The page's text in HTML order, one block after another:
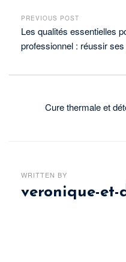
PREVIOUS POST
Les qualités essentielles
professionnel : réussir
Cure thermale et
WRITTEN BY
veronique-et-